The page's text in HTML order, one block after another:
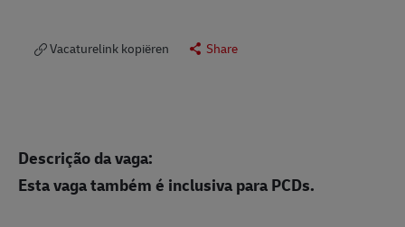
Vacaturelink kopiëren Share
Descrição da vaga:
Esta vaga também é inclusiva para PCDs.